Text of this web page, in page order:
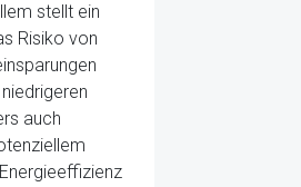
stellt ein
Risiko von
auch